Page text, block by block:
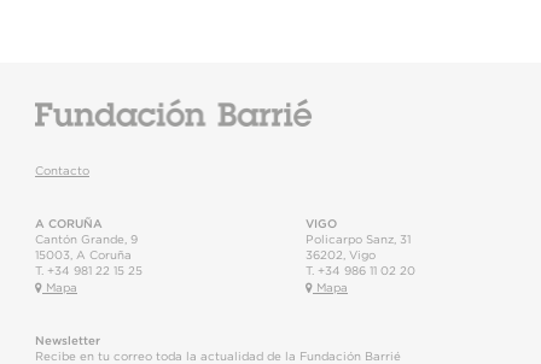
Contacto
A CORUÑA
Cantón Grande, 9
15003
A Coruña
T. +34 981 22 15 25
Mapa
VIGO
Policarpo Sanz, 31
36202 Vigo
T. +34 986 11 02 20
Mapa
Newsletter
Recibe en tu correo toda la actualidad de la Fundación Barrié